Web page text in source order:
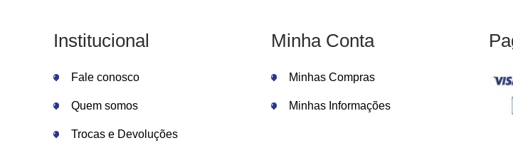
Institucional
Fale conosco
Quem somos
Trocas e Devoluções
Minha Conta
Minhas Compras
Minhas Informações